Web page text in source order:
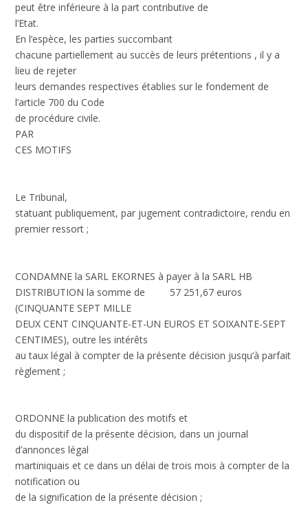
peut être inférieure à la part contributive de
l’Etat.
En l’espèce, les parties succombant
chacune partiellement au succès de leurs prétentions , il y a
lieu de rejeter
leurs demandes respectives établies sur le fondement de
l’article 700 du Code
de procédure civile.
PAR
CES MOTIFS
Le Tribunal,
statuant publiquement, par jugement contradictoire, rendu en
premier ressort ;
CONDAMNE la SARL EKORNES à payer à la SARL HB
DISTRIBUTION la somme de 57 251,67 euros
(CINQUANTE SEPT MILLE
DEUX CENT CINQUANTE-ET-UN EUROS ET SOIXANTE-SEPT
CENTIMES), outre les intérêts
au taux légal à compter de la présente décision jusqu’à parfait
règlement ;
ORDONNE la publication des motifs et
du dispositif de la présente décision, dans un journal
d’annonces légal
martiniquais et ce dans un délai de trois mois à compter de la
notification ou
de la signification de la présente décision ;